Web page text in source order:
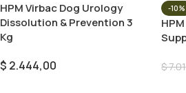
HPM Virbac Dog Urology
Dissolution & Prevention 3
Kg
$ 2.444,00
-10%
$